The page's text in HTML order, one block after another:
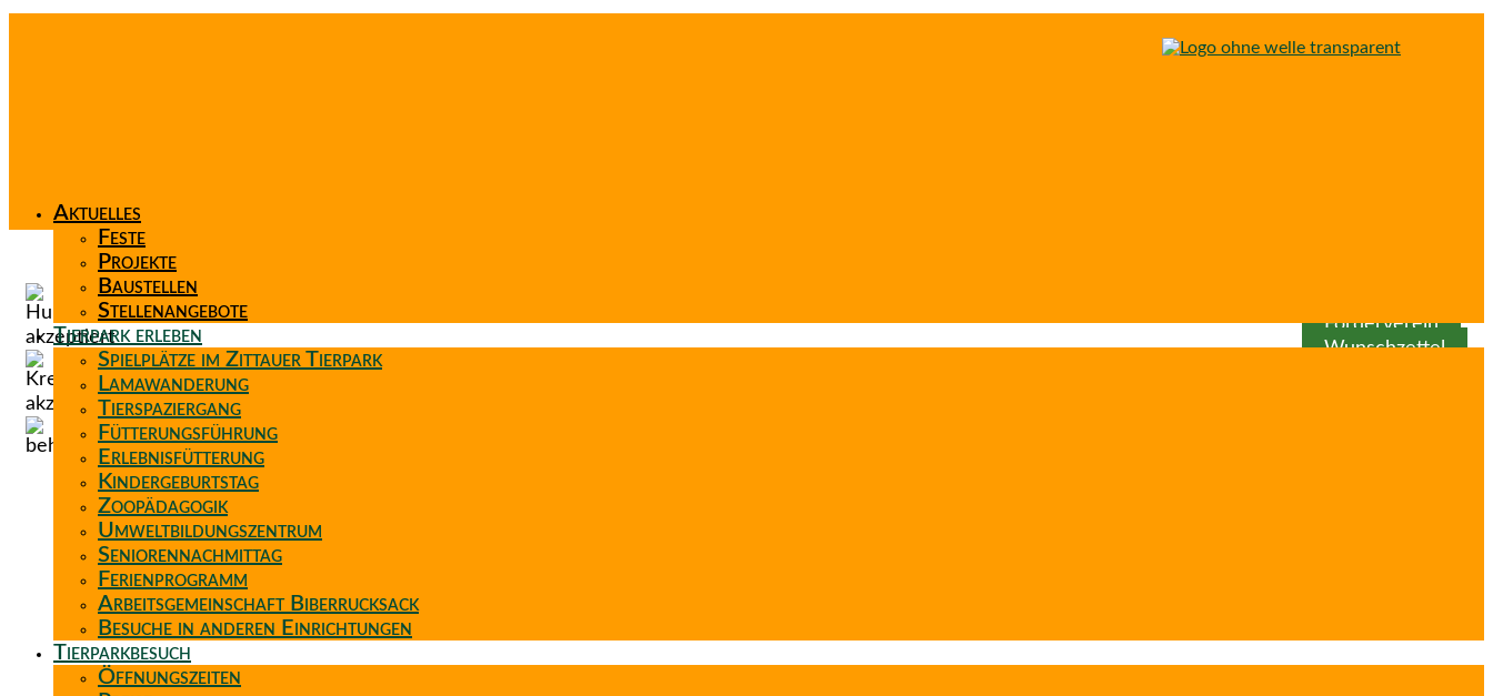
Aktuelles
Feste
Projekte
Baustellen
Stellenangebote
Tierpark erleben
Spielplätze im Zittauer Tierpark
Lamawanderung
Tierspaziergang
Fütterungsführung
Erlebnisfütterung
Kindergeburtstag
Zoopädagogik
Umweltbildungszentrum
Seniorennachmittag
Ferienprogramm
Arbeitsgemeinschaft Biberrucksack
Besuche in anderen Einrichtungen
Tierparkbesuch
Öffnungszeiten
Förderverein
Wunschzettel